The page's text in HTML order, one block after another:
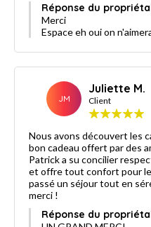
Réponse du
Merci
Espace eh oui on
JM
Juliette M.
Client
Nous avons découvert les
bon cadeau offert par des
Patrick a su concilier
et offre tout confort pour
passé un séjour tout en
merci !
Réponse du